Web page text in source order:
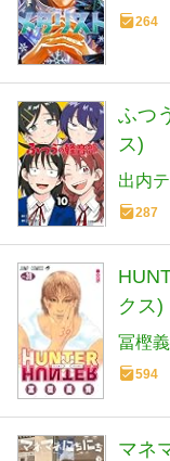
264
ふつ
ス)
出内
287
クス)
冨樫
594
マネ